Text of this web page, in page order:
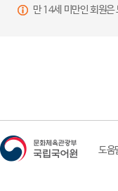
만 14세 미만인 회원
도움